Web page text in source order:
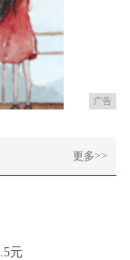
广告
更多>>